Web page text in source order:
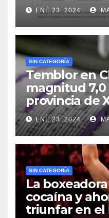
ENE 23, 2024
SIN CATEGORÍA
Temblor en
magnitud 7,0
provincia de
ENE 23, 2024
SIN CATEGORÍA
La
cocaína y
triunfar en el